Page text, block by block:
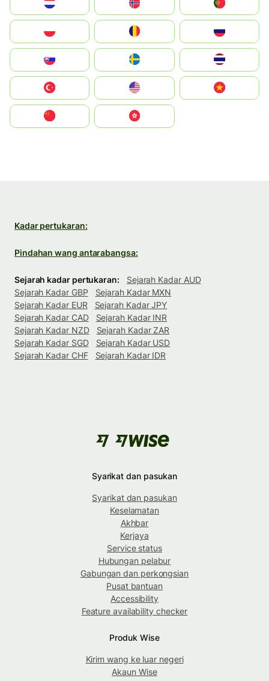
United States
中國香港特別行政區
Kadar pertukaran:
Pindahan wang antarabangsa:
Sejarah kadar pertukaran:
Sejarah Kadar AUD
Sejarah Kadar GBP
Sejarah Kadar MXN
Sejarah Kadar EUR
Sejarah Kadar JPY
Sejarah Kadar CAD
Sejarah Kadar INR
Sejarah Kadar NZD
Sejarah Kadar ZAR
Sejarah Kadar SGD
Sejarah Kadar USD
Sejarah Kadar CHF
Sejarah Kadar IDR
Syarikat dan pasukan
Syarikat dan pasukan
Keselamatan
Akhbar
Kerjaya
Service status
Hubungan pelabur
Gabungan dan perkongsian
Pusat bantuan
Accessibility
Feature availability checker
Produk Wise
Kirim wang ke luar negeri
Akaun Wise